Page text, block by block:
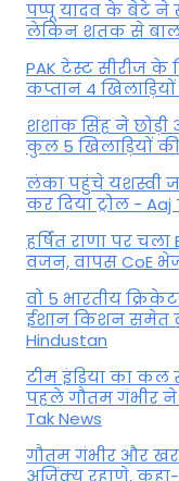
पप्पू यादव के बेटे ने
लेकिन शतक से
PAK टेस्ट सीरीज
कप्तान 4
शशांक सिंह ने छोड़ी
कुल 5 खिलाड़ियों
लंका पहुंचे यशस्वी
कर द‍िया ट्रोल - Aaj
हर्षित राणा पर
वजन, वापस CoE
वो 5 भारतीय
ईशान किशन समेत
Hindustan
टीम इंडिया का कल
पहले गौतम गंभीर ने
Tak News
गौतम गंभीर और
अजिंक्य रहाणे, कहा-